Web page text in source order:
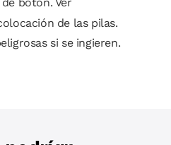
botón. Ver
de las pilas.
si se ingieren.